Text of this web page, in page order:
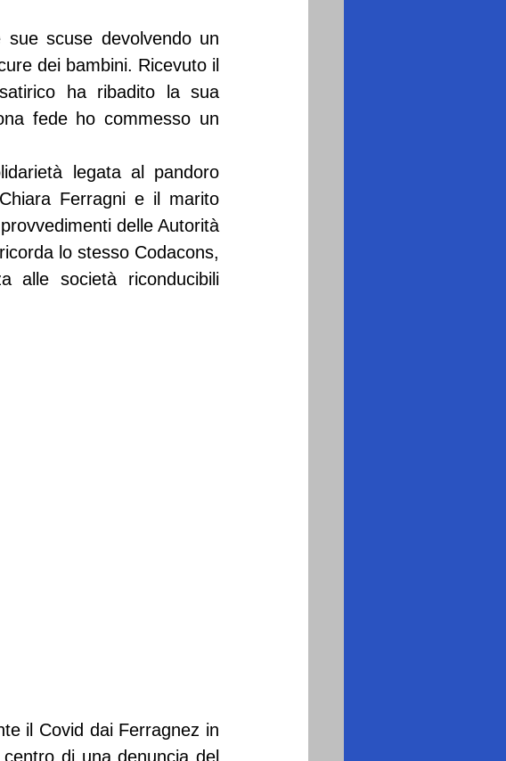
scuse devolvendo un
dei bambini. Ricevuto il
ha ribadito la sua
fede ho commesso un
legata al pandoro
Ferragni e il marito
delle Autorità
lo stesso Codacons,
alle società riconducibili
il Covid dai Ferragnez in
di una denuncia del